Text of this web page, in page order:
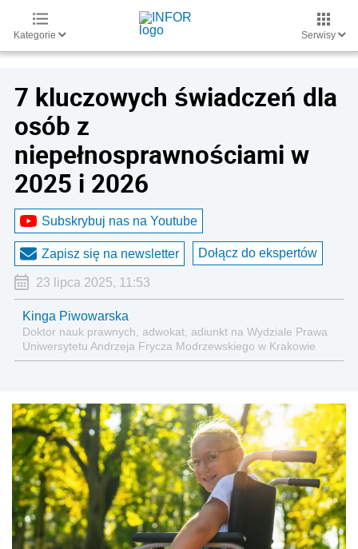
Kategorie Serwisy
7 kluczowych świadczeń dla
osób z
niepełnosprawnościami w
2025 i 2026
Subskrybuj nas na Youtube
Zapisz się na newsletter Dołącz do ekspertów
23 lipca 2025, 11:53
Kinga Piwowarska
Doktor nauk prawnych, adwokat, adiunkt na Wydziale Prawa
Uniwersytetu Andrzeja Frycza Modrzewskiego w Krakowie
oraz Rzecznik Akademicki ds. równego traktowania i
administracyjnoprawnych aspektach związanych z pracą i
pomocą socjalną.